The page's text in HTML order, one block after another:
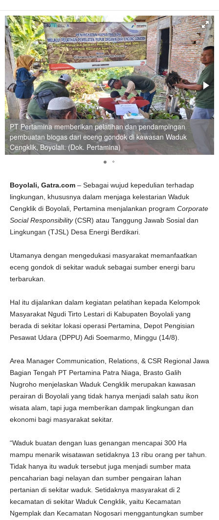
PT Pertamina memberikan pelatihan dan pendampingan
pembuatan biogas dari eceng gondok di kawasan Waduk
Cengklik, Boyolali. (Dok. Pertamina)
Boyolali, Gatra.com – Sebagai wujud kepedulian terhadap
lingkungan, khususnya dalam menjaga kelestarian Waduk
Cengklik di Boyolali, Pertamina menjalankan program Corporate
Social Responsibility(CSR) atau Tanggung Jawab Sosial dan
Lingkungan (TJSL) Desa Energi Berdikari.
Utamanya dengan mengedukasi masyarakat memanfaatkan
eceng gondok di sekitar waduk sebagai sumber energi baru
terbarukan.
Hal itu dijalankan dalam kegiatan pelatihan kepada Kelompok
Masyarakat Ngudi Tirto Lestari di Kabupaten Boyolali yang
berada di sekitar lokasi operasi Pertamina, Depot Pengisian
Pesawat Udara (DPPU) Adi Soemarmo, Minggu (14/8).
Area Manager Communication, Relations, & CSR Regional Jawa
Bagian Tengah PT Pertamina Patra Niaga, Brasto Galih
Nugroho menjelaskan Waduk Cengklik merupakan kawasan
perairan di Boyolali yang tidak hanya menjadi salah satu ikon
wisata alam, tapi juga memberikan dampak lingkungan dan
ekonomi bagi masyarakat sekitar.
“Waduk buatan dengan luas genangan mencapai 300 Ha
mampu menarik wisatawan setidaknya 13 ribu orang per tahun.
Tidak hanya itu waduk tersebut juga menjadi sumber mata
pencaharian bagi nelayan dan sumber pengairan lahan
pertanian di sekitar waduk. Setidaknya masyarakat di 2
kecamatan di sekitar Waduk Cengklik, yaitu Kecamatan
Ngemplak dan Kecamatan Nogosari menggantungkan sumber